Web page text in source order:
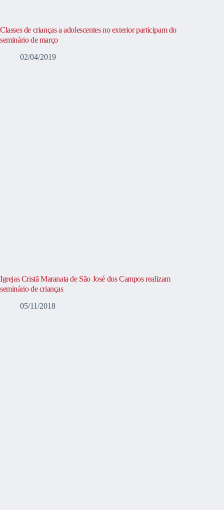
Classes de crianças a adolescentes no exterior participam do
seminário de março
02/04/2019
Igrejas Cristã Maranata de São José dos Campos realizam
seminário de crianças
05/11/2018